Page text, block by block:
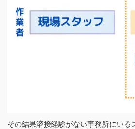
その結果溶接経験がない事務所にいる